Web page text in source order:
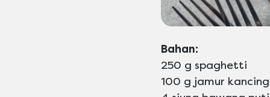
Bahan:
250 g spaghetti
100 g jamur